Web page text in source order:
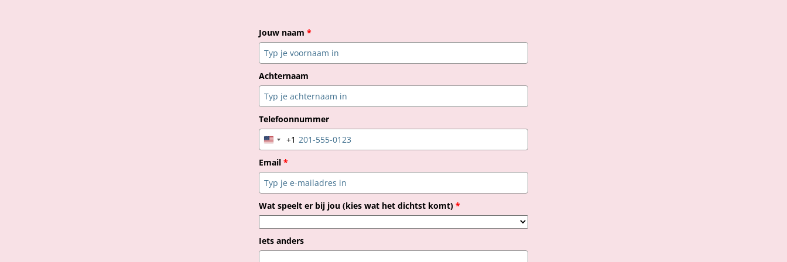
Jouw naam *
Achternaam
Telefoonnummer
United
+1
+1
Email *
Wat speelt er bij jou (kies wat het dichtst komt) *
Iets anders